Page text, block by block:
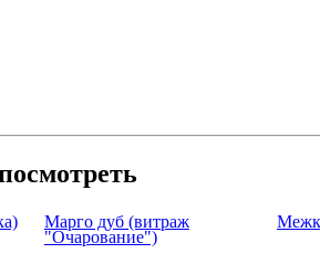
Марго дуб (витраж
"Очарование")